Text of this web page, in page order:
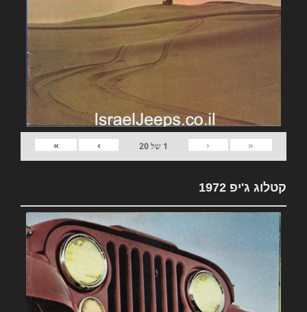
«
‹
1 של20
›
»
קטלוג ג'יפ 1972